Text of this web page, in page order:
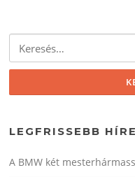
LEGFRISSEBB
A BMW két